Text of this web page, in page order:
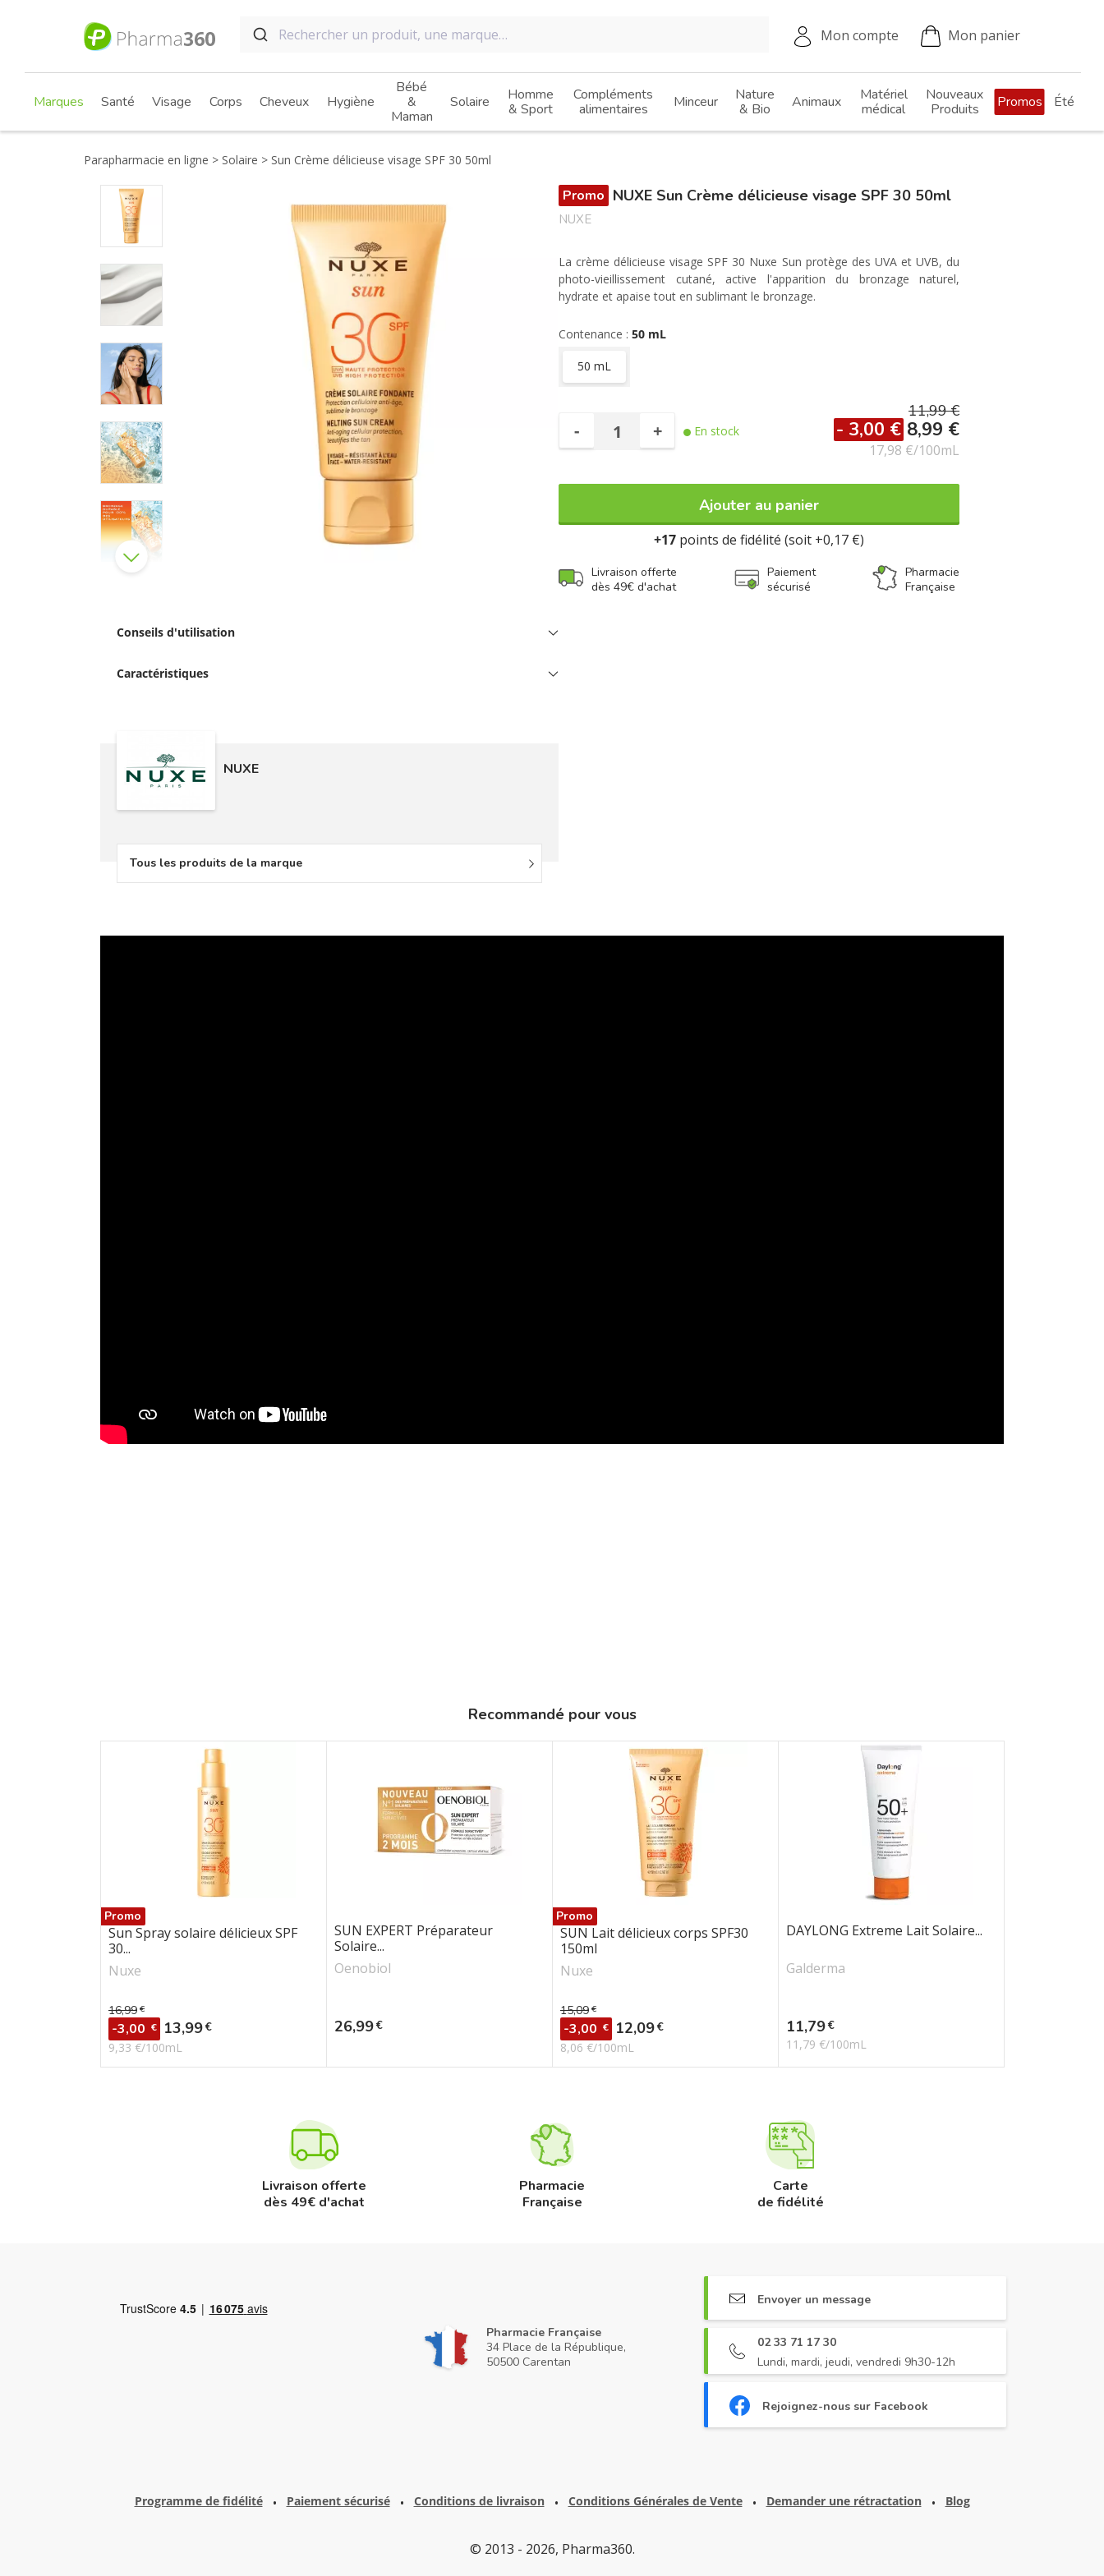
Mon compte Mon panier
Marques Santé Visage Corps Cheveux Hygiène
Bébé
&
Maman
Solaire
Homme
& Sport
Compléments
alimentaires
Minceur
Nature
& Bio
Animaux
Matériel
médical
Nouveaux
Produits
Promos Été
Parapharmacie en ligne Solaire Sun Crème délicieuse visage SPF 30 50ml
Promo NUXE Sun Crème délicieuse visage SPF 30 50ml
NUXE
La crème délicieuse visage SPF 30 Nuxe Sun protège des UVA et UVB, du
photo-vieillissement cutané, active l'apparition du bronzage naturel,
hydrate et apaise tout en sublimant le bronzage.
Contenance : 50 mL
50 mL
En stock
- +
11,99 €
- 3,00 € 8,99 €
17,98 €/100mL
Ajouter au panier
+17 points de fidélité (soit +0,17 €)
Livraison offerte
dès 49€ d'achat
Paiement
sécurisé
Pharmacie
Française
Conseils d'utilisation
Caractéristiques
NUXE
Tous les produits de la marque
Recommandé pour vous
Promo
Sun Spray solaire délicieux SPF
30...
Nuxe
Prix de base
16,99 €
-3,00 € Prix
13,99€
9,33 €/100mL
SUN EXPERT Préparateur
Solaire...
Oenobiol
Prix
26,99€
Promo
SUN Lait délicieux corps SPF30
150ml
Nuxe
Prix de base
15,09 €
-3,00 € Prix
12,09€
8,06 €/100mL
DAYLONG Extreme Lait Solaire...
Galderma
Prix
11,79€
11,79 €/100mL
Livraison offerte
dès 49€ d'achat
Pharmacie
Française
Carte
de fidélité
Pharmacie Française
34 Place de la République,
50500 Carentan
Envoyer un message
02 33 71 17 30
Lundi, mardi, jeudi, vendredi 9h30-12h
Rejoignez-nous sur Facebook
Programme de fidélité • Paiement sécurisé • Conditions de livraison • Conditions Générales de Vente • Demander une rétractation • Blog
© 2013 - 2026, Pharma360.